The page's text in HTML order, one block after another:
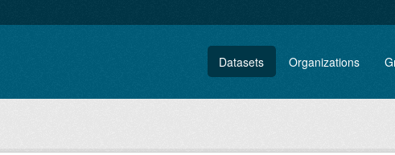
Datasets Organizations